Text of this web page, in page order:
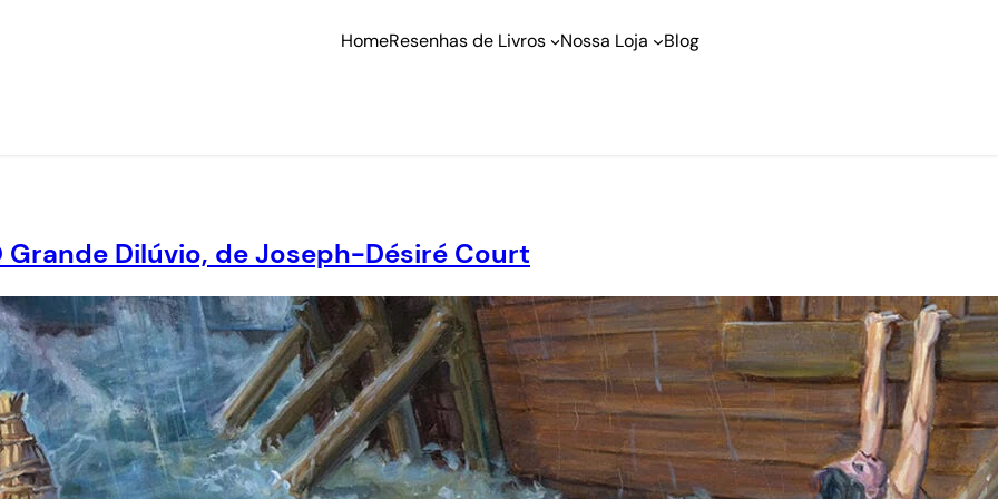
HomeResenhas de Livros Nossa Loja Blog
Grande Dilúvio, de Joseph-Désiré Court